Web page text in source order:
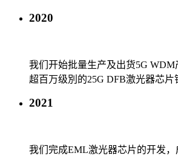
2020
我们开始批量生产及出货5G
超百万级別的25G DFB激光器芯片
2021
我们完成EML激光器芯片的开发